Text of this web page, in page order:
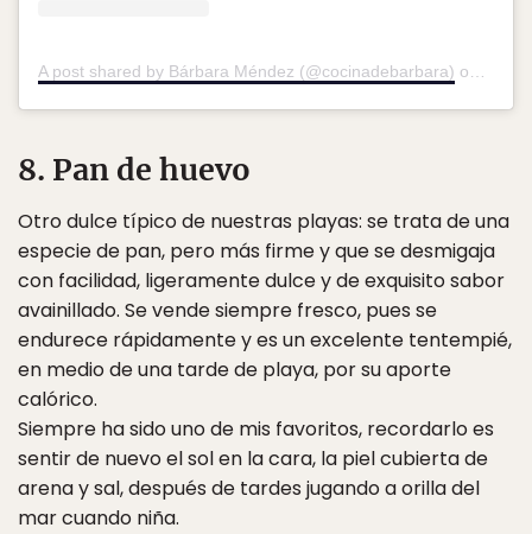
A post shared by Bárbara Méndez (@cocinadebarbara) on
8. Pan de huevo
Otro dulce típico de nuestras playas: se trata de una
especie de pan, pero más firme y que se desmigaja
con facilidad, ligeramente dulce y de exquisito sabor
avainillado. Se vende siempre fresco, pues se
endurece rápidamente y es un excelente tentempié,
en medio de una tarde de playa, por su aporte
calórico.
Siempre ha sido uno de mis favoritos, recordarlo es
sentir de nuevo el sol en la cara, la piel cubierta de
arena y sal, después de tardes jugando a orilla del
mar cuando niña.